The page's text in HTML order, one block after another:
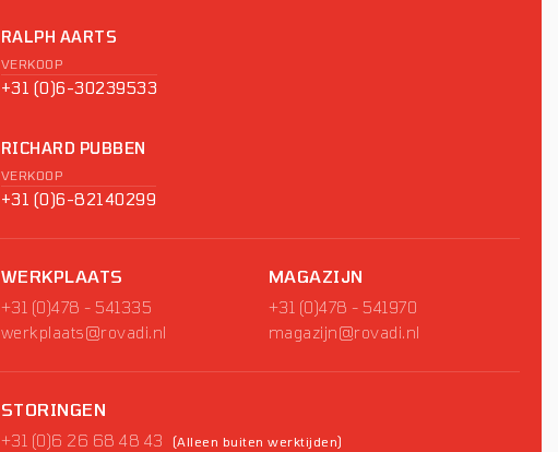
RALPH AARTS
VERKOOP
+31 (0)6-30239533
RICHARD PUBBEN
VERKOOP
+31 (0)6-82140299
WERKPLAATS
+31 (0)478 - 541335
werkplaats@rovadi.nl
MAGAZIJN
+31 (0)478 - 541970
magazijn@rovadi.nl
STORINGEN
+31 (0)6 26 68 48 43 (Alleen buiten werktijden)